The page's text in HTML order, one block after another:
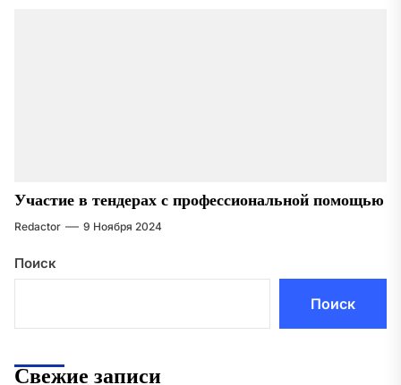
Участие в тендерах с профессиональной помощью
Redactor 9 Ноября 2024
Поиск
Поиск
Свежие записи